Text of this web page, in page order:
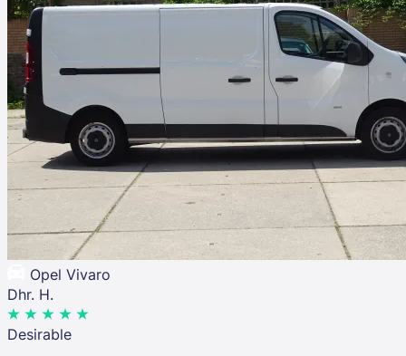
Opel Vivaro
Dhr. H.
Desirable